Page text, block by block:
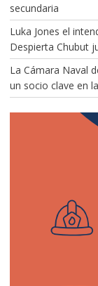
secundaria
Luka Jones el
Despierta Chubut
La Cámara Naval
un socio clave en